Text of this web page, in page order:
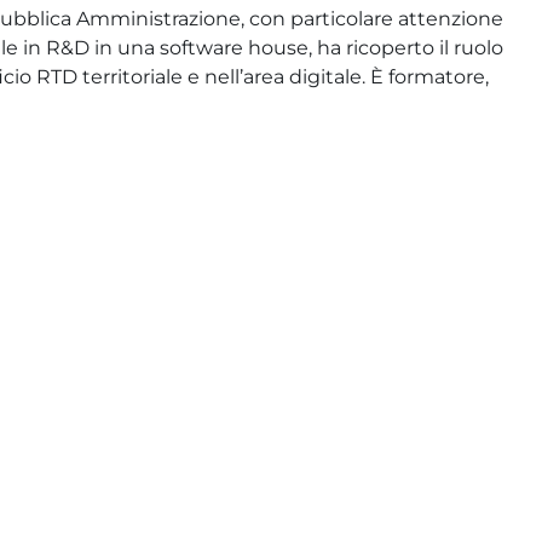
Amministrazione, con particolare attenzione
in R&D in una software house, ha ricoperto il ruolo
RTD territoriale e nell’area digitale. È formatore,